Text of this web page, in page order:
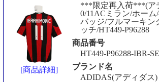
[商品詳細]
***限定再入荷***(ア
0/11ACミラン/ホー
バッジ/フルマーキン
ッチ/HT449-P96288
商品番号
HT449-P96288-IBR-
ブランド名
ADIDAS(アディダス)